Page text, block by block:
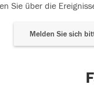
Sie über die
Melden Sie sich